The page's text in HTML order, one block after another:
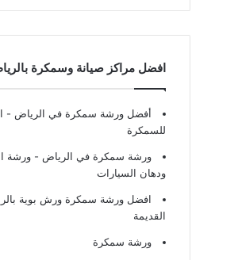
افضل مراكز صيانة وسمكرة
أفضل ورشة سمكرة في الرياض -
للسمكرة
ورشة سمكرة في الرياض - ورشة
ودهان السيارات
افضل ورشة سمكرة ورش بوية
القديمة
ورشة سمكرة